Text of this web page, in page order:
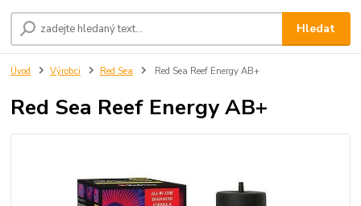
Hledat
Úvod Výrobci Red Sea Red Sea Reef Energy AB+
Red Sea Reef Energy AB+